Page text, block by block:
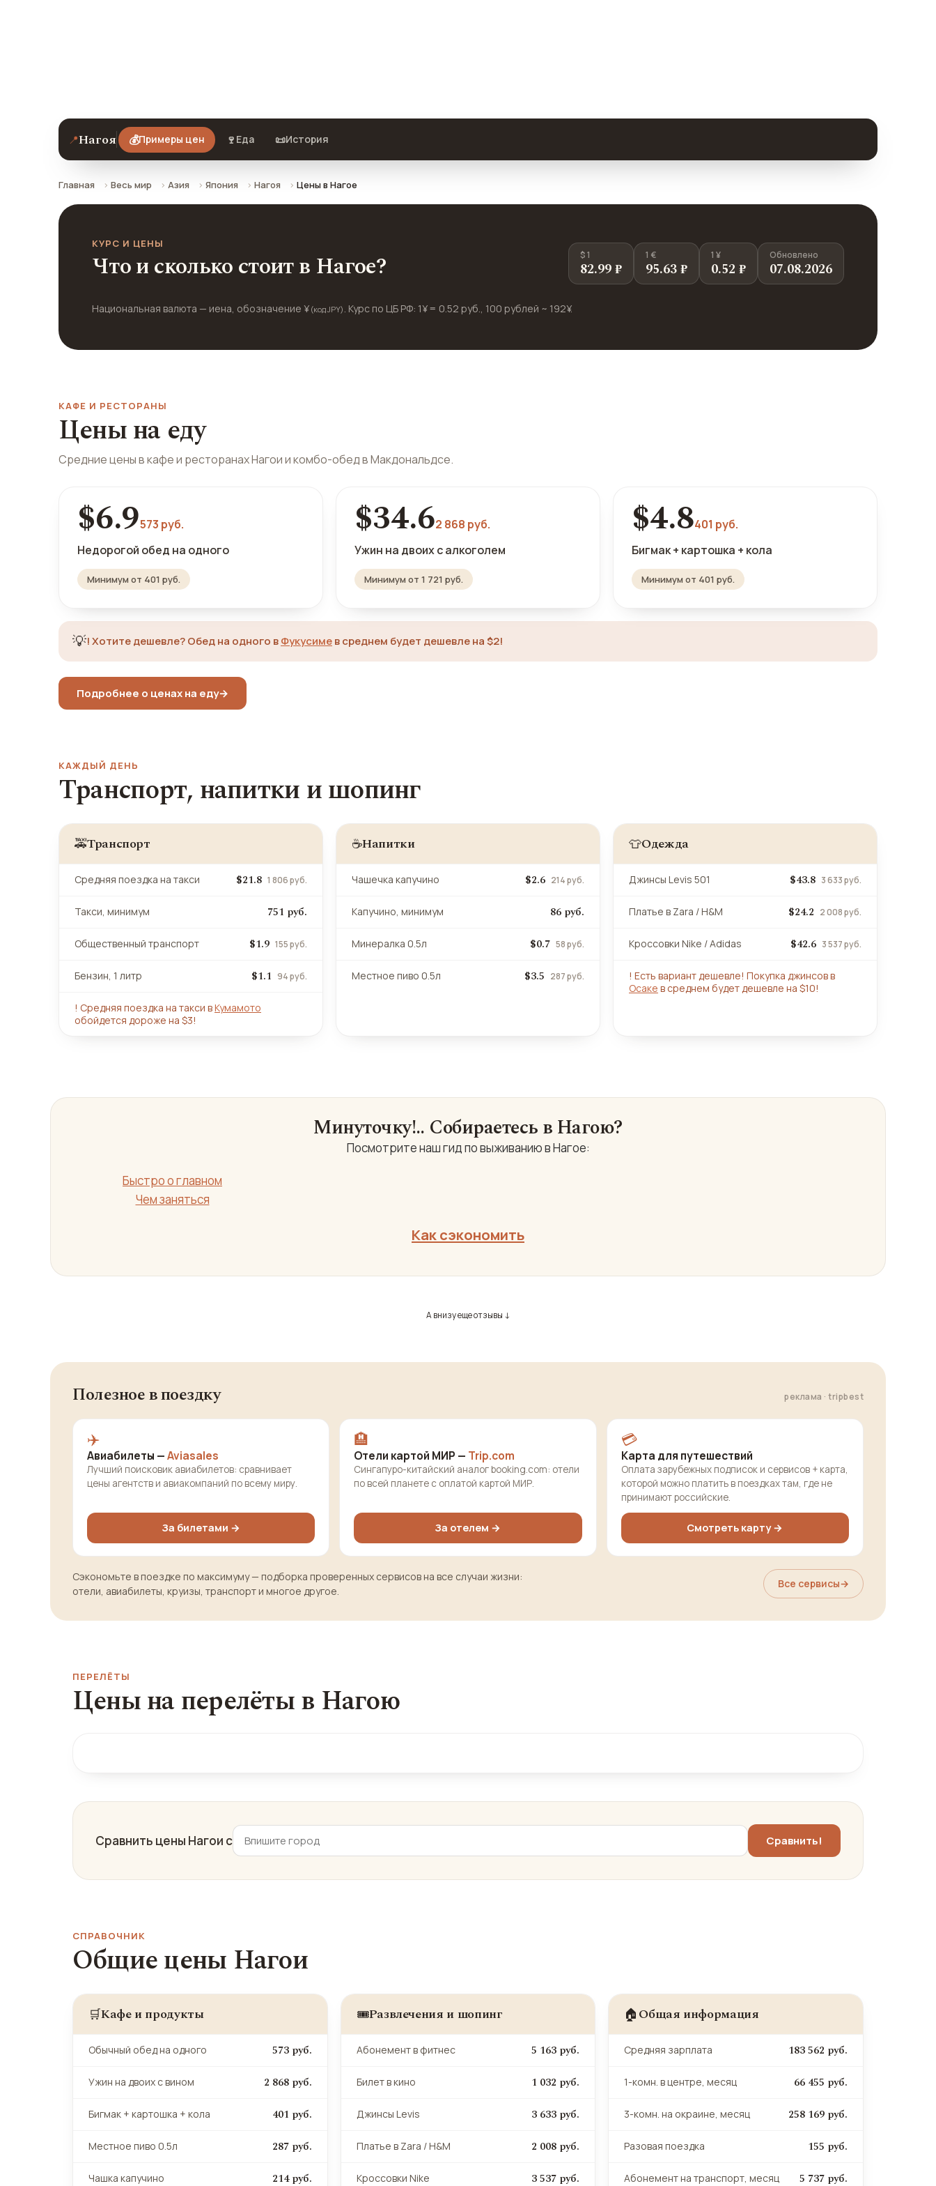
📍Нагоя 💰Примеры цен 🍷 Еда 📜История
Главная Весь мир Азия Япония Нагоя Цены в Нагое
КУРС И ЦЕНЫ
Что и сколько стоит в Нагое? $ 1
82.99 ₽
1 €
95.63 ₽
1 ¥
0.52 ₽
Обновлено
07.08.2026
Национальная валюта — иена, обозначение ¥ (код JPY) . Курс по ЦБ РФ: 1¥ = 0.52 руб., 100 рублей ~ 192¥.
КАФЕ И РЕСТОРАНЫ
Цены на еду
Средние цены в кафе и ресторанах Нагои и комбо-обед в Макдональдсе.
$6.9573 руб.
Недорогой обед на одного
Минимум от 401 руб.
$34.62 868 руб.
Ужин на двоих с алкоголем
Минимум от 1 721 руб.
$4.8401 руб.
Бигмак + картошка + кола
Минимум от 401 руб.
💡!Хотите дешевле? Обед на одного вФукусимев среднем будет дешевле на $2!
Подробнее о ценах на еду→
КАЖДЫЙ ДЕНЬ
Транспорт, напитки и шопинг
🚕Транспорт
Средняя поездка на такси $21.8 1 806 руб.
Такси, минимум 751 руб.
Общественный транспорт $1.9 155 руб.
Бензин, 1 литр $1.1 94 руб.
! Средняя поездка на такси вКумамото
обойдется дороже на $3!
☕Напитки
Чашечка капучино $2.6 214 руб.
Капучино, минимум 86 руб.
Минералка 0.5л $0.7 58 руб.
Местное пиво 0.5л $3.5 287 руб.
👕Одежда
Джинсы Levis 501 $43.8 3 633 руб.
Платье в Zara / H&M $24.2 2 008 руб.
Кроссовки Nike / Adidas $42.6 3 537 руб.
! Есть вариант дешевле! Покупка джинсов в
Осаке в среднем будет дешевле на $10!
Минуточку!.. Собираетесь в Нагою?
Посмотрите наш гид по выживанию в Нагое:
Быстро о главном
Чем заняться
Как сэкономить
А внизу еще отзывы ↓
Полезное в поездку реклама · tripbest
✈️
Авиабилеты —Aviasales
Лучший поисковик авиабилетов: сравнивает
цены агентств и авиакомпаний по всему миру.
За билетами →
🏨
Отели картой МИР — Trip.com
Сингапуро-китайский аналог booking.com: отели
по всей планете с оплатой картой МИР.
За отелем →
💳
Карта для путешествий
Оплата зарубежных подписок и сервисов + карта,
которой можно платить в поездках там, где не
принимают российские.
Смотреть карту →
Сэкономьте в поездке по максимуму — подборка проверенных сервисов на все случаи жизни:
отели, авиабилеты, круизы, транспорт и многое другое.
Все сервисы→
ПЕРЕЛЁТЫ
Цены на перелёты в Нагою
Сравнить цены Нагои с
СПРАВОЧНИК
Общие цены Нагои
🛒Кафе и продукты
Обычный обед на одного 573 руб.
Ужин на двоих с вином 2 868 руб.
Бигмак + картошка + кола 401 руб.
Местное пиво 0.5л 287 руб.
Чашка капучино 214 руб.
🎟️Развлечения и шопинг
Абонемент в фитнес 5 163 руб.
Билет в кино 1 032 руб.
Джинсы Levis 3 633 руб.
Платье в Zara / H&M 2 008 руб.
Кроссовки Nike 3 537 руб.
🏠 Общая информация
Средняя зарплата 183 562 руб.
1-комн. в центре, месяц 66 455 руб.
3-комн. на окраине, месяц 258 169 руб.
Разовая поездка 155 руб.
Абонемент на транспорт, месяц 5 737 руб.